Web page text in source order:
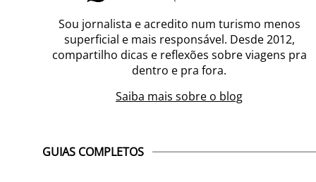
Sou jornalista e acredito num turismo menos
superficial e mais responsável. Desde 2012,
compartilho dicas e reflexões sobre viagens pra
dentro e pra fora.
Saiba mais sobre o blog
GUIAS COMPLETOS